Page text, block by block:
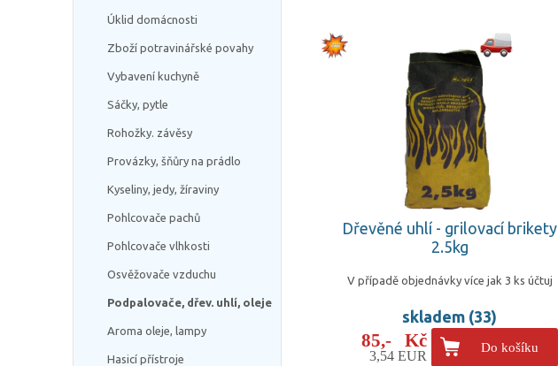
Úklid domácnosti
Zboží potravinářské povahy
Vybavení kuchyně
Sáčky, pytle
Rohožky. závěsy
Provázky, šňůry na prádlo
Kyseliny, jedy, žíraviny
Pohlcovače pachů
Pohlcovače vlhkosti
Osvěžovače vzduchu
Podpalovače, dřev. uhlí, oleje
Aroma oleje, lampy
Hasicí přístroje
Dřevěné uhlí - grilovací brikety
2.5kg
V případě objednávky více jak 3 ks účtuj
skladem (33)
85,- Kč
3,54 EUR
Do košíku